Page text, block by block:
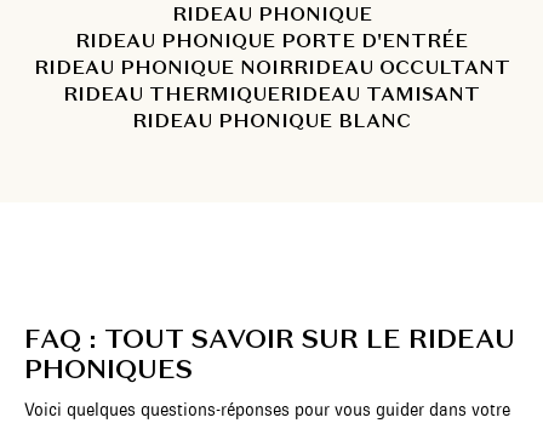
RIDEAU PHONIQUE
RIDEAU PHONIQUE PORTE D'ENTRÉE
RIDEAU PHONIQUE NOIRRIDEAU OCCULTANT
RIDEAU THERMIQUERIDEAU TAMISANT
RIDEAU PHONIQUE BLANC
FAQ : TOUT SAVOIR SUR LE RIDEAU
PHONIQUES
Voici quelques questions-réponses pour vous guider dans votre